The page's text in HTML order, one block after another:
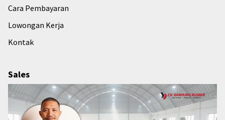
Cara Pembayaran
Lowongan Kerja
Kontak
Sales